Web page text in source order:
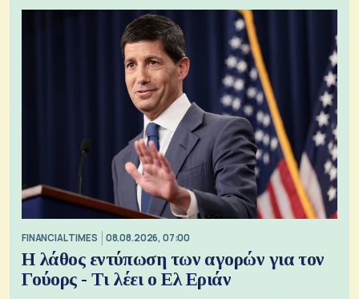
FINANCIAL TIMES 08.08.2026, 07:00
Η λάθος εντύπωση των αγορών για τον
Γούορς - Τι λέει ο Ελ Εριάν